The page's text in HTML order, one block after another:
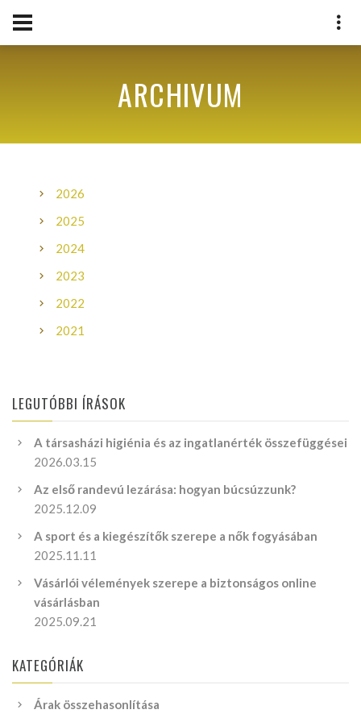
ARCHIVUM
2026
2025
2024
2023
2022
2021
LEGUTÓBBI ÍRÁSOK
A társasházi higiénia és az ingatlanérték összefüggései
2026.03.15
Az első randevú lezárása: hogyan búcsúzzunk?
2025.12.09
A sport és a kiegészítők szerepe a nők fogyásában
2025.11.11
Vásárlói vélemények szerepe a biztonságos online
vásárlásban
2025.09.21
KATEGÓRIÁK
Árak összehasonlítása